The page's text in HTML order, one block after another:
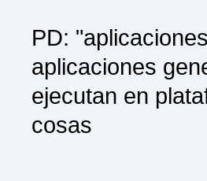
PD:
aplicaciones
ejecutan en
cosas